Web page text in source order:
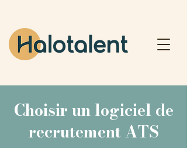
Choisir un logiciel de
recrutement ATS